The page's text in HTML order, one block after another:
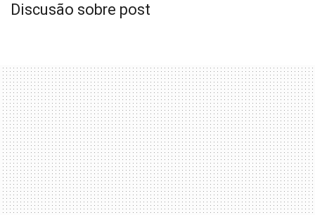
Discusão sobre post